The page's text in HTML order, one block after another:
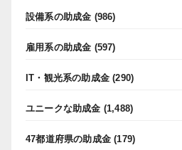
設備系の助成金 (986)
雇用系の助成金 (597)
IT・観光系の助成金 (290)
ユニークな助成金 (1,488)
47都道府県の助成金 (179)